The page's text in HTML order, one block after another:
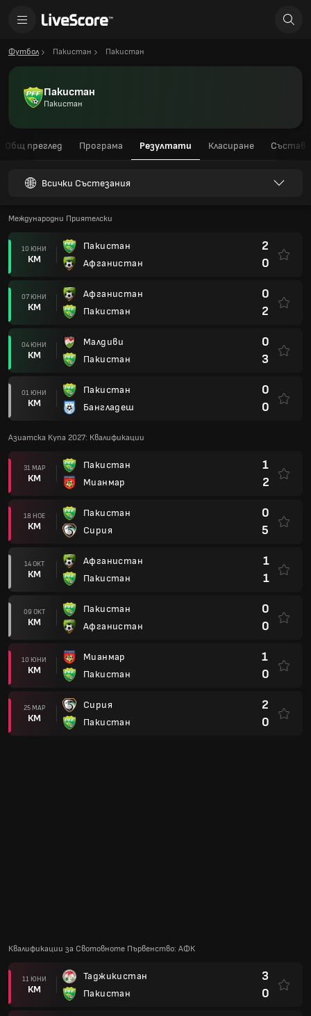
Футбол Пакистан Пакистан
Пакистан
Пакистан
Общ преглед Програма Резултати Класиране Състав
Всички Състезания
Международни Приятелски
10 ЮНИ
КМ
Пакистан
Афганистан
2
0
07 ЮНИ
КМ
Афганистан
Пакистан
0
2
04 ЮНИ
КМ
Малдиви
Пакистан
0
3
01 ЮНИ
КМ
Пакистан
Бангладеш
0
0
Азиатска Купа 2027: Квалификации
31 МАР
КМ
Пакистан
Мианмар
1
2
18 НОЕ
КМ
Пакистан
Сирия
0
5
14 ОКТ
КМ
Афганистан
Пакистан
1
1
09 ОКТ
КМ
Пакистан
Афганистан
0
0
10 ЮНИ
КМ
Мианмар
Пакистан
1
0
25 МАР
КМ
Сирия
Пакистан
2
0
Квалификации за Свотовноте Първенство: АФК
11 ЮНИ
КМ
Таджикистан
Пакистан
3
0